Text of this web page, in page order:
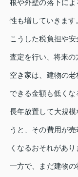
根や外壁の落下に
性も増していきます
こうした税負担や
査定を行い、将来の
空き家は、建物の
できる金額も低くな
長年放置して大規
うと、その費用が
くなるおそれがあり
一方で、まだ建物